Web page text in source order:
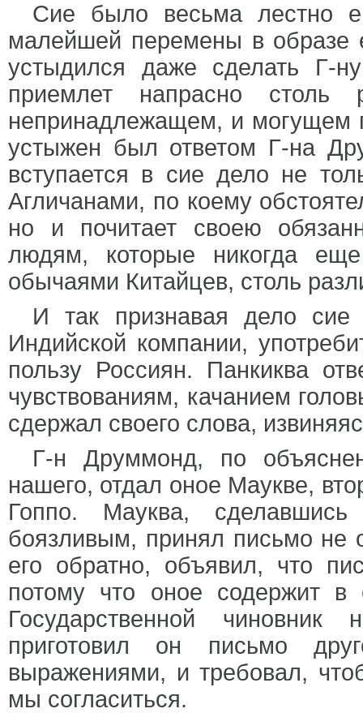
Сие было весьма лестно
малейшей перемены в образе
устыдился даже сделать Г-
приемлет напрасно
непринадлежащем, и могущем
устыжен был ответом Г-на
вступается в сие дело не
Агличанами, по коему
но и почитает своею
людям, которые никогда
обычаями Китайцев, столь
И так признавая дело сие
Индийской компании,
пользу Россиян. Панкиква
чувствованиям, качанием
сдержал своего слова,
Г-н Друммонд, по
нашего, отдал оное Маукве,
Гоппо. Мауква,
боязливым, принял письмо не
его обратно, объявил, что
потому что оное содержит в
Государственной
приготовил он письмо
выражениями, и требовал,
мы согласиться.